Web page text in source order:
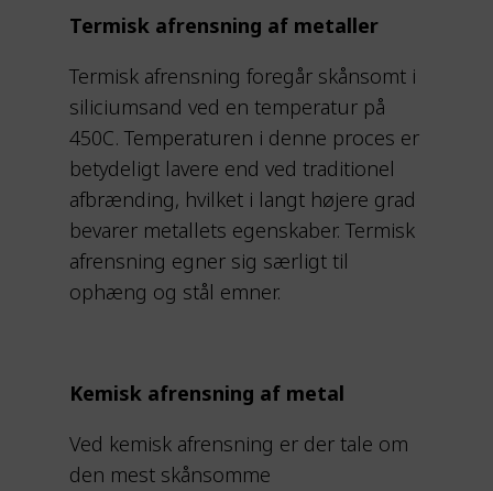
Termisk afrensning af metaller
Termisk afrensning foregår skånsomt i
siliciumsand ved en temperatur på
450C. Temperaturen i denne proces er
betydeligt lavere end ved traditionel
afbrænding, hvilket i langt højere grad
bevarer metallets egenskaber. Termisk
afrensning egner sig særligt til
ophæng og stål emner.
Kemisk afrensning af metal
Ved kemisk afrensning er der tale om
den mest skånsomme